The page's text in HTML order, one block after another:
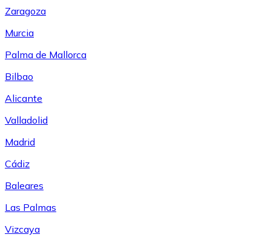
Zaragoza
Murcia
Palma de Mallorca
Bilbao
Alicante
Valladolid
Madrid
Cádiz
Baleares
Las Palmas
Vizcaya